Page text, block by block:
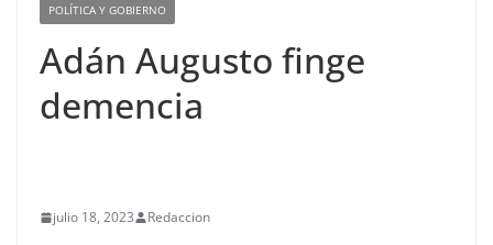
POLÍTICA Y GOBIERNO
Adán Augusto finge
demencia
julio 18, 2023 Redaccion